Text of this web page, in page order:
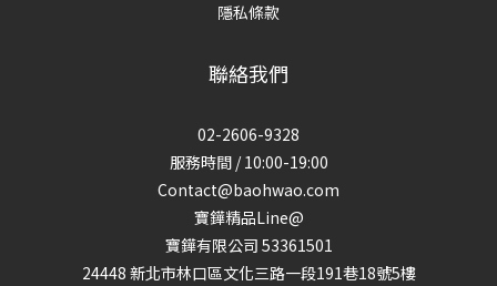
隱私條款
聯絡我們
02-2606-9328
服務時間 / 10:00-19:00
Contact@baohwao.com
寶鏵精品Line@
寶鏵有限公司 53361501
24448 新北市林口區文化三路一段191巷18號5樓